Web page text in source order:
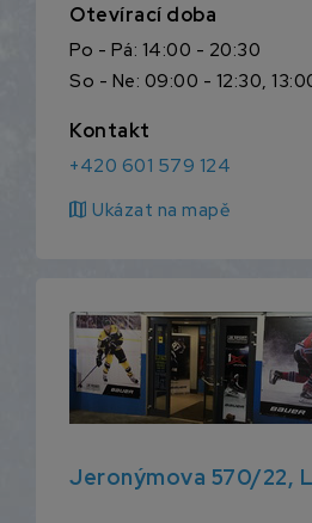
Otevírací doba
Po - Pá: 14:00 - 20:30
So - Ne: 09:00 - 12:30,
Kontakt
+420 601 579 124
map Ukázat na mapě
Jeronýmova 570/22,